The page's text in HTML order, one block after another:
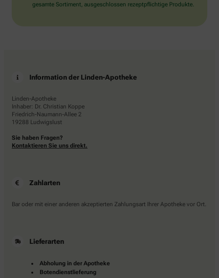
gesamte Sortiment, ausgeschlossen rezeptpflichtige Produkte.
Information der Linden-Apotheke
Linden-Apotheke
Inhaber: Dr. Christian Koppe
Friedrich-Naumann-Allee 2
19288 Ludwigslust
Sie haben Fragen?
Kontaktieren Sie uns direkt.
Zahlarten
Bar oder mit einer anderen akzeptierten Zahlungsart Ihrer Apotheke vor Ort.
Lieferarten
Abholung in der Apotheke
Botendienstlieferung